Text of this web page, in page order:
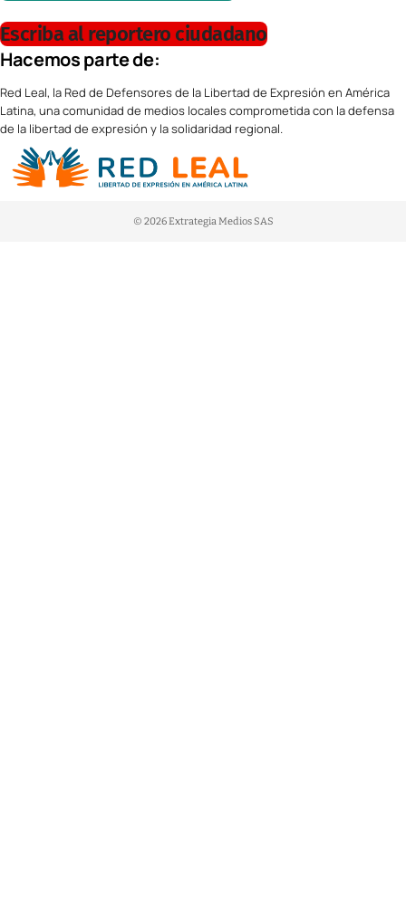
Escriba al reportero ciudadano
Hacemos parte de:
Red Leal, la Red de Defensores de la Libertad de Expresión en América
Latina, una comunidad de medios locales comprometida con la defensa
de la libertad de expresión y la solidaridad regional.
© 2026 Extrategia Medios SAS